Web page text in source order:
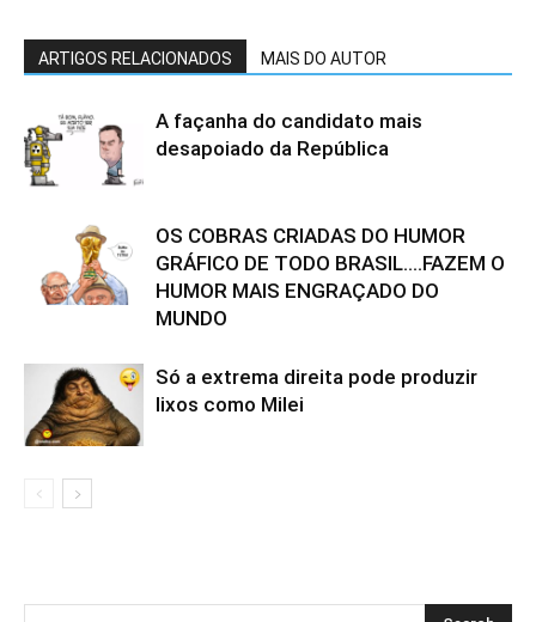
ARTIGOS RELACIONADOS MAIS DO AUTOR
A façanha do candidato mais
desapoiado da República
OS COBRAS CRIADAS DO HUMOR
GRÁFICO DE TODO BRASIL….FAZEM O
HUMOR MAIS ENGRAÇADO DO
MUNDO
Só a extrema direita pode produzir
lixos como Milei